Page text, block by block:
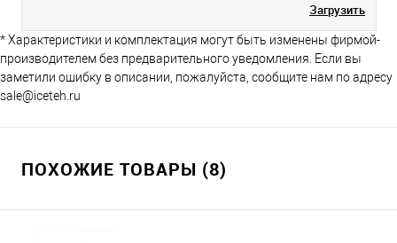
Загрузить
* Характеристики и комплектация могут быть изменены фирмой-
производителем без предварительного уведомления. Если вы
заметили ошибку в описании, пожалуйста, сообщите нам по адресу
sale@iceteh.ru
ПОХОЖИЕ ТОВАРЫ (8)